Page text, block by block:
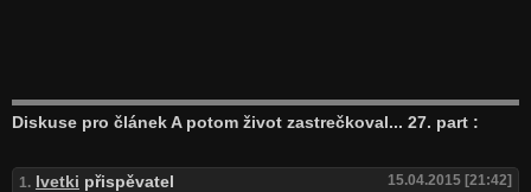
Diskuse pro článek A potom život zastrečkoval... 27. part :
1. Ivetki přispěvatel 15.04.2015 [21:42]